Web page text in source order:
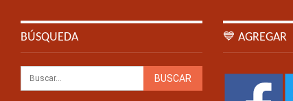
BÚSQUEDA 💙 AGREGAR